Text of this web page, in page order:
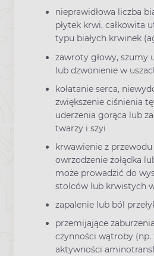
nieprawidłowa liczba
płytek krwi, całkowita
typu białych krwinek
zawroty głowy, szumy
lub dzwonienie w
kołatanie serca,
zwiększenie ciśnienia
uderzenia gorąca lub
twarzy i szyi
krwawienie z
owrzodzenie żołądka
może prowadzić do
stolców lub krwistych
zapalenie lub ból
przemijające
czynności wątroby (np.
aktywności